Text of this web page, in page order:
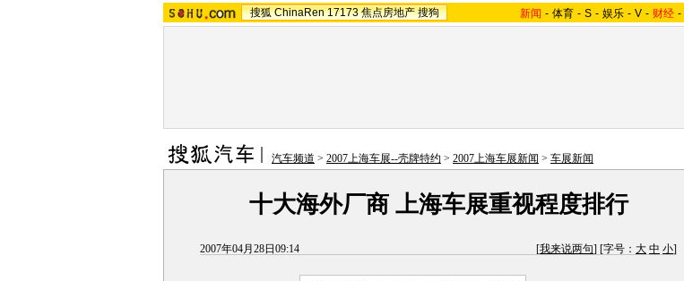
搜狐 ChinaRen 17173 焦点房地产 搜狗 新闻 - 体育 - S - 娱乐 - V - 财经 -
汽车频道 > 2007上海车展--壳牌特约 > 2007上海车展新闻 > 车展新闻
十大海外厂商 上海车展重视程度排行
2007年04月28日09:14 [我来说两句] [字号： 大 中 小]